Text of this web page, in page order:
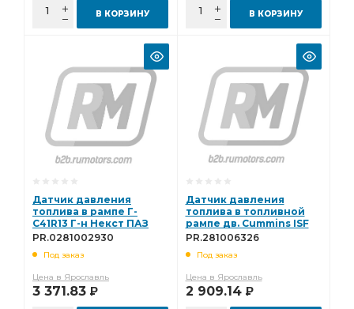
В КОРЗИНУ В КОРЗИНУ
Датчик давления
топлива в рампе Г-
С41R13 Г-н Некст ПАЗ
Vector Некст дв. ЯМЗ
PR.0281002930
PR.0281002930
Под заказ
Цена в Ярославль
3 371.83 Р
Датчик давления
топлива в топливной
рампе дв. Cummins ISF
2.8 PR.281006326
PR.281006326
Под заказ
Цена в Ярославль
2 909.14 Р